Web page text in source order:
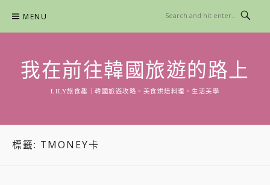
content
MENU
我在前往韓國旅遊的路上
LILY旅食趣｜韓國旅遊攻略。美食烘焙料理。生活美學
標籤: TMONEY卡